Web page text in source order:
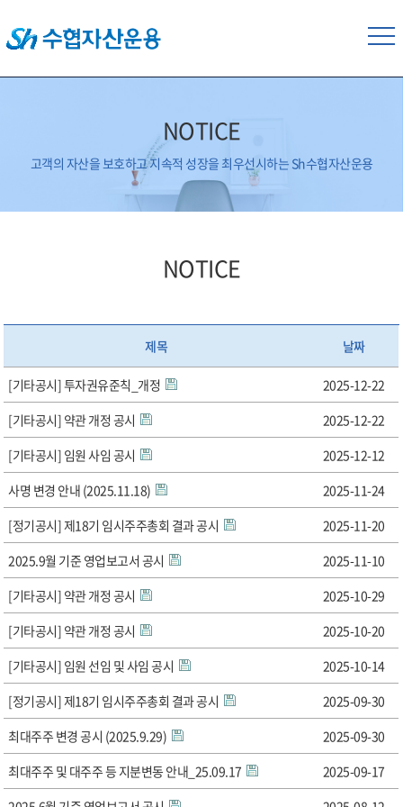
NOTICE
고객의 자산을 보호하고 지속적 성장을 최우선시하는 Sh수협자산운용
NOTICE
제목 날짜
[기타공시] 투자권유준칙_개정
2025-12-22
[기타공시] 약관 개정 공시
2025-12-22
[기타공시] 임원 사임 공시
2025-12-12
사명 변경 안내 (2025.11.18)
2025-11-24
[정기공시] 제18기 임시주주총회 결과 공시
2025-11-20
2025.9월 기준 영업보고서 공시
2025-11-10
[기타공시] 약관 개정 공시
2025-10-29
[기타공시] 약관 개정 공시
2025-10-20
[기타공시] 임원 선임 및 사임 공시
2025-10-14
[정기공시] 제18기 임시주주총회 결과 공시
2025-09-30
최대주주 변경 공시 (2025.9.29)
2025-09-30
최대주주 및 대주주 등 지분변동 안내_25.09.17
2025-09-17